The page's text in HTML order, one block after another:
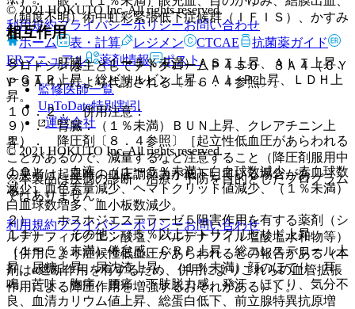
相互作用
シロドシンは主としてチトクロームＰ４５０ ３Ａ４（ＣＹ
Ｐ３Ａ４）により代謝される〔１６．４参照〕。
１０．２． 併用注意：
１）． 降圧剤〔８．４参照〕［起立性低血圧があらわれる
ことがあるので、減量するなど注意すること（降圧剤服用中
の患者は起立時の血圧調節力が低下している場合があ
る）］。
２）． ホスホジエステラーゼ５阻害作用を有する薬剤（シ
ルデナフィルクエン酸塩、バルデナフィル塩酸塩水和物等）
［併用により症候性低血圧があらわれるとの報告がある（本
剤はα遮断作用を有するため、併用によりこれらの血管拡張
作用による降圧作用を増強するおそれがある）］。
（頻度不明）術中虹彩緊張低下症候群（ＩＦＩＳ）、かすみ
目。
８）． 肝臓：（１〜５％未満）ＡＳＴ上昇、ＡＬＴ上昇、
γ−ＧＴＰ上昇、総ビリルビン上昇、Ａｌ−Ｐ上昇、ＬＤＨ上
昇。
９）． 腎臓：（１％未満）ＢＵＮ上昇、クレアチニン上
昇。
１０）． 血液：（１〜５％未満）白血球数減少、赤血球数
減少、血色素量減少、ヘマトクリット値減少、（１％未満）
白血球数増多、血小板数減少。
１１）． その他：（５％以上）トリグリセリド上昇、
（１〜５％未満）倦怠感、ＣＲＰ上昇、総コレステロール上
昇、尿糖上昇、尿沈渣上昇、（１％未満）顔のほてり、耳
鳴、苦味、胸痛、腰痛、下肢脱力感、発汗、ほてり、気分不
良、血清カリウム値上昇、総蛋白低下、前立腺特異抗原増
© 2021 HOKUTO Inc. All rights reserved.
利用規約プライバシーポリシーお問い合わせ
ホーム
表・計算 レジメン CTCAE
抗菌薬ガイド
ERマニュアル
薬剤情報 ポスト
監修医師一覧
UpToDate特別割引
運営会社
© 2021 HOKUTO Inc. All rights reserved.
※本製品は疾病の診断・治療・予防を目的としたプログラム
ではありません。
利用規約プライバシーポリシーお問い合わせ